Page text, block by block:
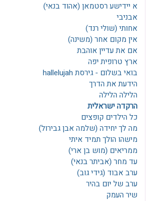
א יידישע רסטמאן‎ (אהוד בנאי)
אבניבי
אחותי (שולי רנד)
אין מקום אחר (משינה)
אם את עדיין אוהבת
ארץ טרופית יפה
בואי בשלום - גירסת hallelujah
הידעת את הדרך
הלילה הלילה
הרקדה ישראלית
כל הילדים קופצים
מה לך יחידה (שלמה אבן גבירול)
מישהו הולך תמיד איתי
ממריאים (מוש בן ארי)
עד מחר (אביתר בנאי)
ערב אבוד (גידי גוב)
ערב של יום בהיר
שיר העמק